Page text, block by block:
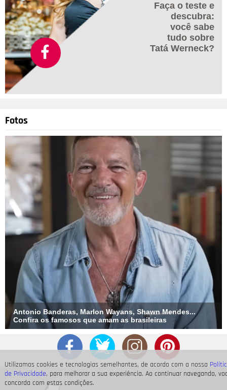
Utilizamos cookies e tecnologias semelhantes, de acordo com a nossa
de Privacidade, para melhorar a sua experiência. Ao continuar navegando,
concorda com estas condições.
Faça o teste e
descubra:
você sabe
tudo sobre
Tatá Werneck?
Fotos
Antonio Banderas, Marlon Wayans, Shawn Mendes...
Confira os famosos que amam as brasileiras